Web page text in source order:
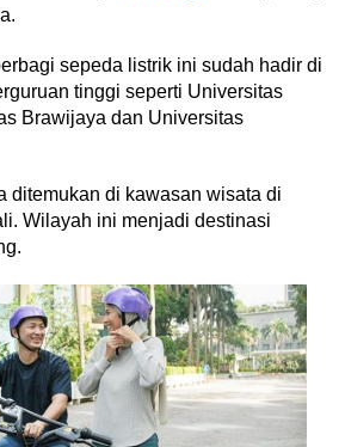
sepeda listrik ini sudah hadir di
tinggi seperti Universitas
Brawijaya dan Universitas
ditemukan di kawasan wisata di
Wilayah ini menjadi destinasi